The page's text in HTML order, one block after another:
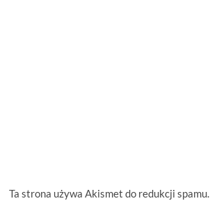
Ta strona używa Akismet do redukcji spamu.